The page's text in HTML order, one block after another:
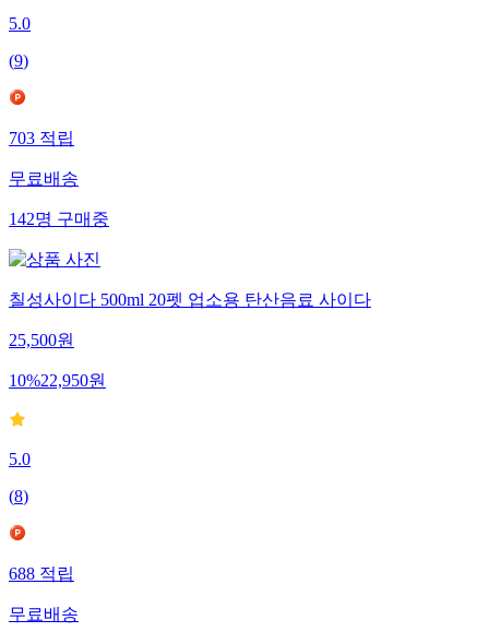
5.0
(9)
703 적립
무료배송
142명 구매중
칠성사이다 500ml 20펫 업소용 탄산음료 사이다
25,500원
10%22,950원
5.0
(8)
688 적립
무료배송